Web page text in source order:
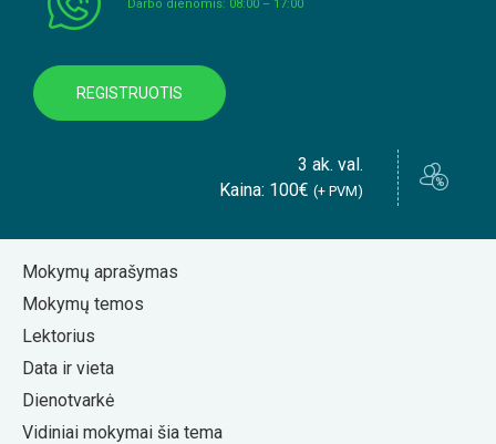
Darbo dienomis: 08:00 – 17:00
REGISTRUOTIS
3 ak. val.
Kaina: 100€ (+ PVM)
Mokymų aprašymas
Mokymų temos
Lektorius
Data ir vieta
Dienotvarkė
Vidiniai mokymai šia tema